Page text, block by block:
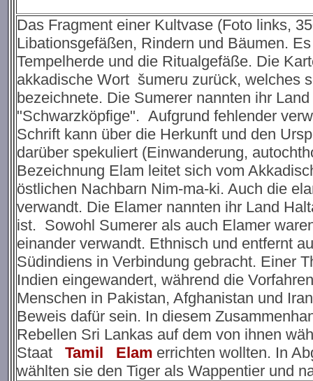
Das Fragment einer Kultvase (Foto links,
Libationsgefäßen, Rindern und Bäumen.
Tempelherde und die Ritualgefäße. Die
akkadische Wort šumeru zurück, welches
bezeichnete. Die Sumerer nannten ihr
"Schwarzköpfige". Aufgrund fehlender
Schrift kann über die Herkunft und den
darüber spekuliert (Einwanderung,
Bezeichnung Elam leitet sich vom
östlichen Nachbarn Nim-ma-ki. Auch die
verwandt. Die Elamer nannten ihr Land
ist. Sowohl Sumerer als auch Elamer
einander verwandt. Ethnisch und entfernt
Südindiens in Verbindung gebracht. Einer
Indien eingewandert, während die
Menschen in Pakistan, Afghanistan und
Beweis dafür sein. In diesem
Rebellen Sri Lankas auf dem von ihnen
Staat
Tamil Elam errichten wollten. In
wählten sie den Tiger als Wappentier und